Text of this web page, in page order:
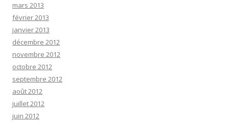
mars 2013
février 2013
janvier 2013
décembre 2012
novembre 2012
octobre 2012
septembre 2012
août 2012
juillet 2012
juin 2012